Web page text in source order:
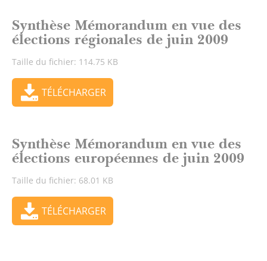
Synthèse Mémorandum en vue des
élections régionales de juin 2009
Taille du fichier: 114.75 KB
TÉLÉCHARGER
Synthèse Mémorandum en vue des
élections européennes de juin 2009
Taille du fichier: 68.01 KB
TÉLÉCHARGER